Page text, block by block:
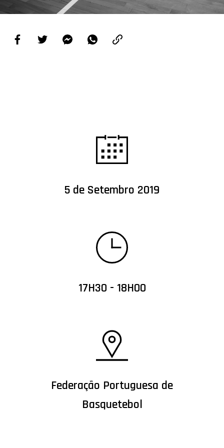
PROJETOS
LIGA BETCLIC MASCULINA
5 de Setembro 2019
17H30 - 18H00
Federação Portuguesa de
Basquetebol